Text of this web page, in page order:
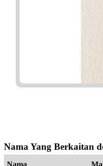
Nama Yang Berkaitan
Nama